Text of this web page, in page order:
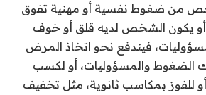
من ضغوط نفسية أو مهنية تفوق
أو يكون الشخص لديه قلق أو خوف
فيندفع نحو اتخاذ المرض
الضغوط والمسؤوليات، أو لكسب
للفوز بمكاسب ثانوية، مثل تخفيف